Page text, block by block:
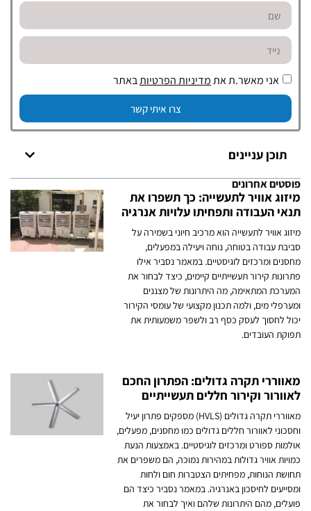
אני מאשר.ת אתמדיניות הפרטיותבאתר
צרו איתי קשר
תוכן עניינים
פוסטים אחרונים
מיזוג אוויר לתעשייה: כך תשפרו את
תנאי העבודה ותפחיתו עלויות אנרגיה
מיזוג אוויר לתעשייה הוא מרכיב חיוני בשמירה על
סביבת עבודה בטוחה, נוחה ויעילה במפעלים,
מחסנים ומרכזים לוגיסטיים. במאמר נסביר אילו
פתרונות קירור תעשייתיים קיימים, כיצד לבחור את
המערכת המתאימה, מה היתרונות של מצננים
ומערפלי מים, ולמה תכנון מקצועי של עומסי הקירור
יכול לחסוך לעסק כסף רב ולשפר משמעותית את
תפוקת העובדים.
מאווררי תקרה גדולים: הפתרון החכם
לאוורור וקירור חללים תעשייתיים
מאווררי תקרה גדולים (HVLS) מספקים פתרון יעיל
וחסכוני לאוורור חללים גדולים כמו מחסנים, מפעלים,
אולמות ספורט ומרכזים לוגיסטיים. באמצעות הנעת
כמויות אוויר גדולות במהירות נמוכה, הם משפרים את
תחושת הנוחות, מפחיתים הצטברות חום ולחות
ומסייעים לחיסכון באנרגיה. במאמר נסביר כיצד הם
פועלים, מהם היתרונות שלהם ואיך לבחור את